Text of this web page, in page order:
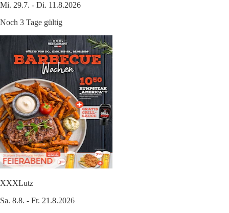
Mi. 29.7. - Di. 11.8.2026
Noch 3 Tage gültig
XXXLutz
Sa. 8.8. - Fr. 21.8.2026